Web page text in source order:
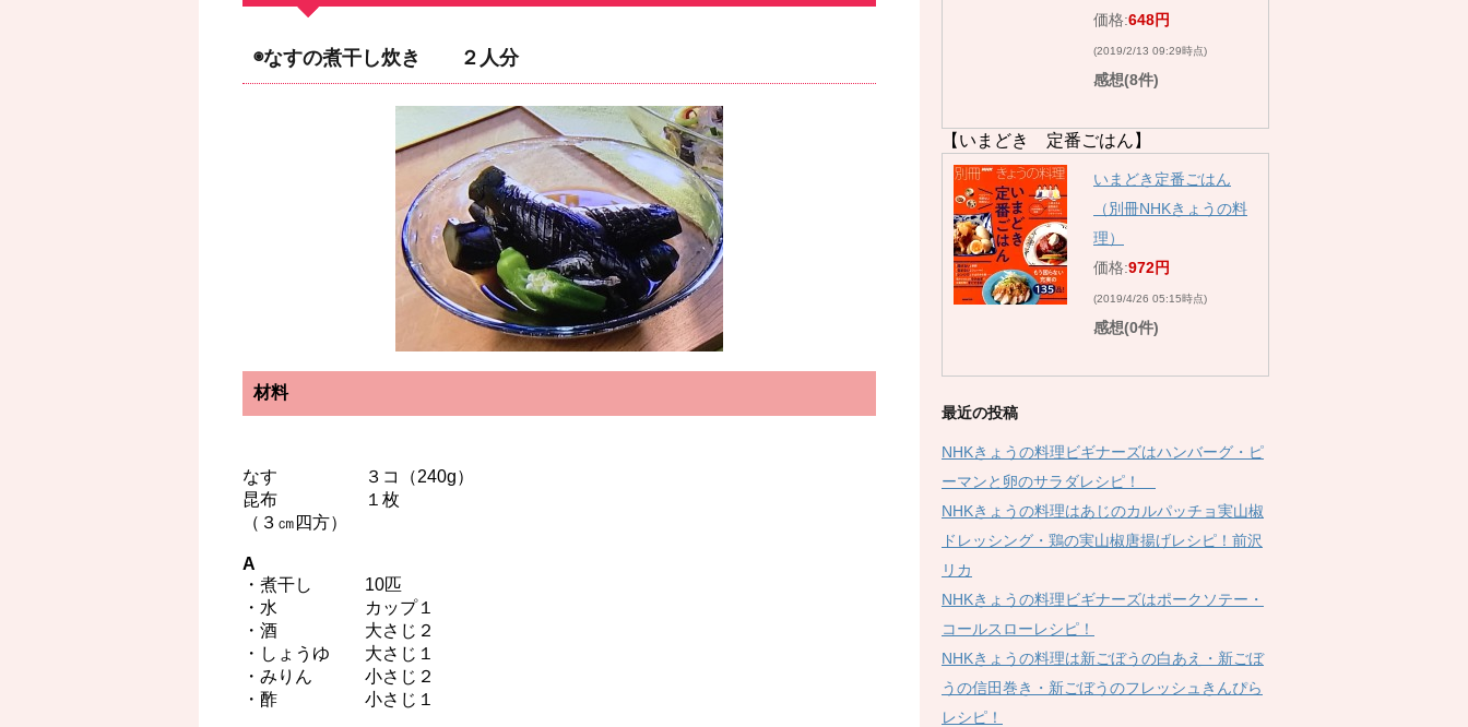
◉なすの煮干し炊き ２人分
材料
なす ３コ（240g）
昆布 １枚
（３㎝四方）
A
・煮干し 10匹
・水 カップ１
・酒 大さじ２
・しょうゆ 大さじ１
・みりん 小さじ２
・酢 小さじ１
価格:648円
(2019/2/13 09:29時点)
感想(8件)
【いまどき 定番ごはん】
いまどき定番ごはん
（別冊NHKきょうの料
理）
価格:972円
(2019/4/26 05:15時点)
感想(0件)
最近の投稿
NHKきょうの料理ビギナーズはハンバーグ・ピ
ーマンと卵のサラダレシピ！
NHKきょうの料理はあじのカルパッチョ実山椒
ドレッシング・鶏の実山椒唐揚げレシピ！前沢
リカ
NHKきょうの料理ビギナーズはポークソテー・
コールスローレシピ！
NHKきょうの料理は新ごぼうの白あえ・新ごぼ
うの信田巻き・新ごぼうのフレッシュきんぴら
レシピ！